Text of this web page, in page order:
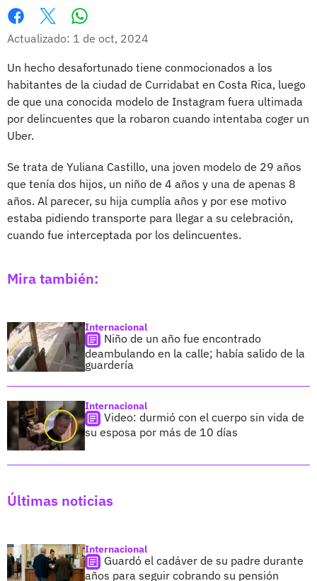
Facebook
X
Actualizado: 1 de oct, 2024
Un hecho desafortunado tiene conmocionados a los
habitantes de la ciudad de Curridabat en Costa Rica, luego
de que una conocida modelo de Instagram fuera ultimada
por delincuentes que la robaron cuando intentaba coger un
Uber.
Se trata de Yuliana Castillo, una joven modelo de 29 años
que tenía dos hijos, un niño de 4 años y una de apenas 8
años. Al parecer, su hija cumplía años y por ese motivo
estaba pidiendo transporte para llegar a su celebración,
cuando fue interceptada por los delincuentes.
Mira también:
Internacional
Niño de un año fue encontrado
deambulando en la calle; había salido de la
guardería
Internacional
Video: durmió con el cuerpo sin vida de
su esposa por más de 10 días
Últimas noticias
Internacional
Guardó el cadáver de su padre durante
años para seguir cobrando su pensión